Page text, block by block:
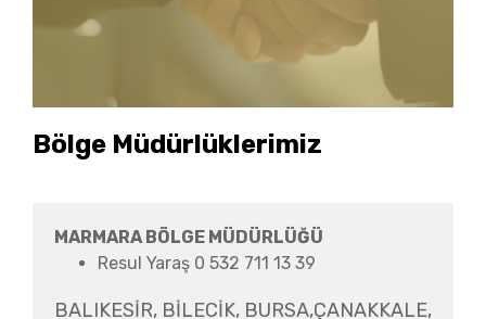
Bölge Müdürlüklerimiz
MARMARA BÖLGE MÜDÜRLÜĞÜ
Resul Yaraş 0 532 711 13 39
BALIKESİR, BİLECİK, BURSA,ÇANAKKALE,